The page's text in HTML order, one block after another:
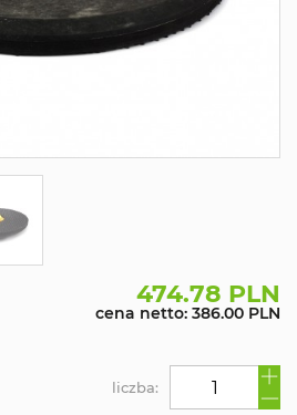
474.78 PLN
cena netto: 386.00 PLN
liczba: